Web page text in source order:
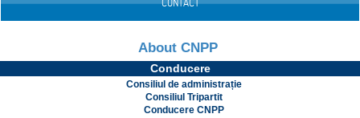
CONTACT
About CNPP
Conducere
Consiliul de administrație
Consiliul Tripartit
Conducere CNPP